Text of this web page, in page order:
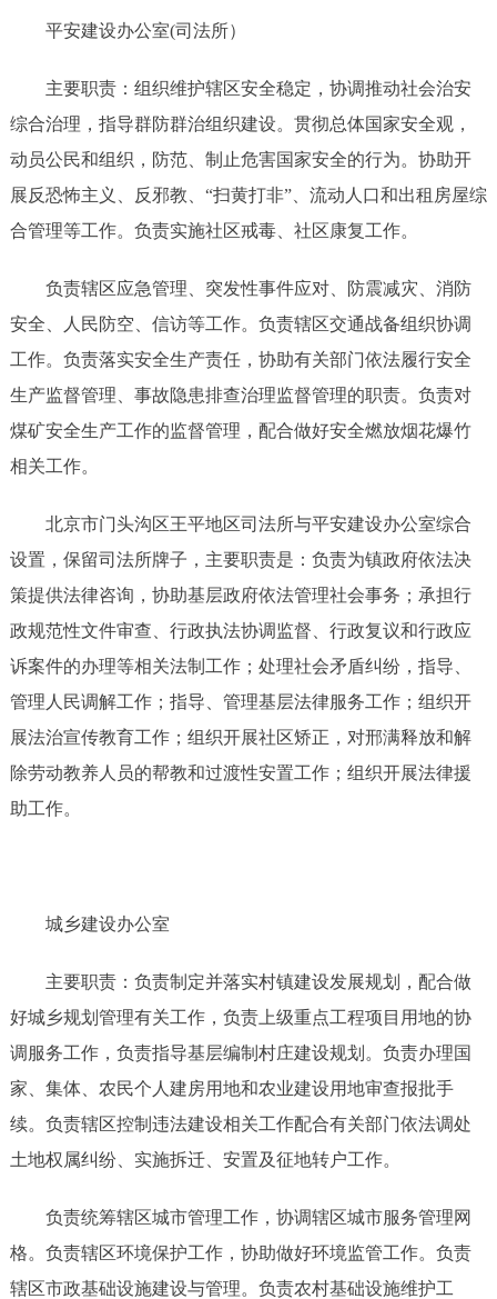
平安建设办公室(司法所）
主要职责：组织维护辖区安全稳定，协调推动社会治安
综合治理，指导群防群治组织建设。贯彻总体国家安全观，
动员公民和组织，防范、制止危害国家安全的行为。协助开
展反恐怖主义、反邪教、 “扫黄打非”、流动人口和出租房屋综
合管理等工作。负责实施社区戒毒、社区康复工作。
负责辖区应急管理、突发性事件应对、防震减灾、消防
安全、人民防空、信访等工作。负责辖区交通战备组织协调
工作。负责落实安全生产责任，协助有关部门依法履行安全
生产监督管理、事故隐患排查治理监督管理的职责。负责对
煤矿安全生产工作的监督管理，配合做好安全燃放烟花爆竹
相关工作。
北京市门头沟区王平地区司法所与平安建设办公室综合
设置，保留司法所牌子，主要职责是：负责为镇政府依法决
策提供法律咨询，协助基层政府依法管理社会事务；承担行
政规范性文件审查、行政执法协调监督、行政复议和行政应
诉案件的办理等相关法制工作；处理社会矛盾纠纷，指导、
管理人民调解工作；指导、管理基层法律服务工作；组织开
展法治宣传教育工作；组织开展社区矫正，对邢满释放和解
除劳动教养人员的帮教和过渡性安置工作；组织开展法律援
助工作。
城乡建设办公室
主要职责：负责制定并落实村镇建设发展规划，配合做
好城乡规划管理有关工作，负责上级重点工程项目用地的协
调服务工作，负责指导基层编制村庄建设规划。负责办理国
家、集体、农民个人建房用地和农业建设用地审查报批手
续。负责辖区控制违法建设相关工作配合有关部门依法调处
土地权属纠纷、实施拆迁、安置及征地转户工作。
负责统筹辖区城市管理工作，协调辖区城市服务管理网
格。负责辖区环境保护工作，协助做好环境监管工作。负责
辖区市政基础设施建设与管理。负责农村基础设施维护工